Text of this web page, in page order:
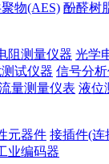
物(AES) 酚醛树
阻测量仪器 光学
试仪器 信号分
量测量仪表 液位
元器件 接插件(连
业编码器